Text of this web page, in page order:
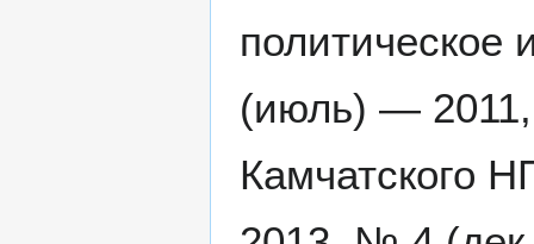
политическое
(июль) —
Камчатского